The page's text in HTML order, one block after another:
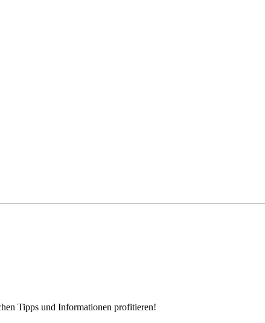
Tipps und Informationen profitieren!